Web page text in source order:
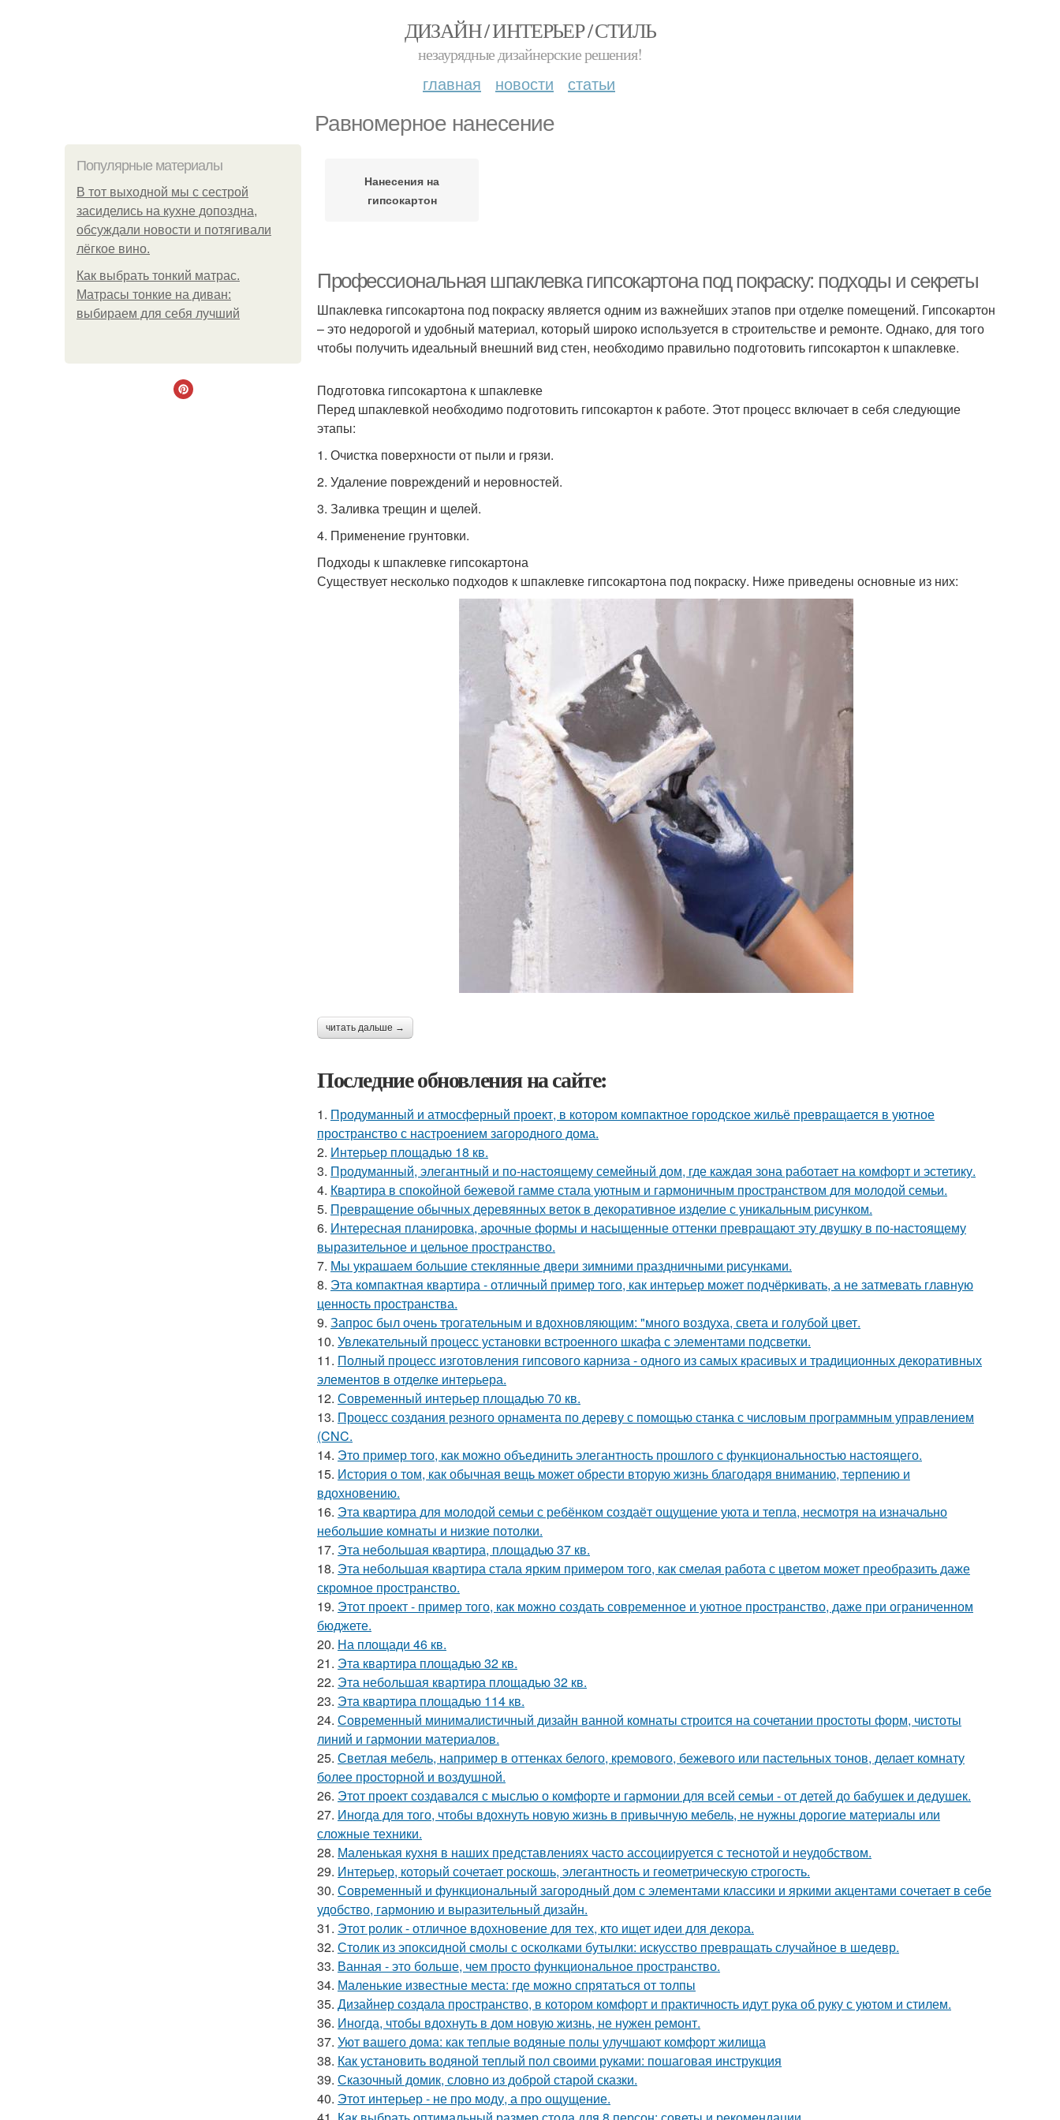
ДИЗАЙН / ИНТЕРЬЕР / СТИЛЬ
незаурядные дизайнерские решения!
главная новости статьи
Равномерное нанесение
Популярные материалы
В тот выходной мы с сестрой
засиделись на кухне допоздна,
обсуждали новости и потягивали
лёгкое вино.
Как выбрать тонкий матрас.
Матрасы тонкие на диван:
выбираем для себя лучший
Нанесения на
гипсокартон
Профессиональная шпаклевка гипсокартона под покраску: подходы и секреты
Шпаклевка гипсокартона под покраску является одним из важнейших этапов при отделке помещений. Гипсокартон
– это недорогой и удобный материал, который широко используется в строительстве и ремонте. Однако, для того
чтобы получить идеальный внешний вид стен, необходимо правильно подготовить гипсокартон к шпаклевке.
Подготовка гипсокартона к шпаклевке
Перед шпаклевкой необходимо подготовить гипсокартон к работе. Этот процесс включает в себя следующие
этапы:
1. Очистка поверхности от пыли и грязи.
2. Удаление повреждений и неровностей.
3. Заливка трещин и щелей.
4. Применение грунтовки.
Подходы к шпаклевке гипсокартона
Существует несколько подходов к шпаклевке гипсокартона под покраску. Ниже приведены основные из них:
читать дальше →
Последние обновления на сайте:
1. Продуманный и атмосферный проект, в котором компактное городское жильё превращается в уютное
пространство с настроением загородного дома.
2. Интерьер площадью 18 кв.
3. Продуманный, элегантный и по-настоящему семейный дом, где каждая зона работает на комфорт и эстетику.
4. Квартира в спокойной бежевой гамме стала уютным и гармоничным пространством для молодой семьи.
5. Превращение обычных деревянных веток в декоративное изделие с уникальным рисунком.
6. Интересная планировка, арочные формы и насыщенные оттенки превращают эту двушку в по-настоящему
выразительное и цельное пространство.
7. Мы украшаем большие стеклянные двери зимними праздничными рисунками.
8. Эта компактная квартира - отличный пример того, как интерьер может подчёркивать, а не затмевать главную
ценность пространства.
9. Запрос был очень трогательным и вдохновляющим: "много воздуха, света и голубой цвет.
10. Увлекательный процесс установки встроенного шкафа с элементами подсветки.
11. Полный процесс изготовления гипсового карниза - одного из самых красивых и традиционных декоративных
элементов в отделке интерьера.
12. Современный интерьер площадью 70 кв.
13. Процесс создания резного орнамента по дереву с помощью станка с числовым программным управлением
(CNC.
14. Это пример того, как можно объединить элегантность прошлого с функциональностью настоящего.
15. История о том, как обычная вещь может обрести вторую жизнь благодаря вниманию, терпению и
вдохновению.
16. Эта квартира для молодой семьи с ребёнком создаёт ощущение уюта и тепла, несмотря на изначально
небольшие комнаты и низкие потолки.
17. Эта небольшая квартира, площадью 37 кв.
18. Эта небольшая квартира стала ярким примером того, как смелая работа с цветом может преобразить даже
скромное пространство.
19. Этот проект - пример того, как можно создать современное и уютное пространство, даже при ограниченном
бюджете.
20. На площади 46 кв.
21. Эта квартира площадью 32 кв.
22. Эта небольшая квартира площадью 32 кв.
23. Эта квартира площадью 114 кв.
24. Современный минималистичный дизайн ванной комнаты строится на сочетании простоты форм, чистоты
линий и гармонии материалов.
25. Светлая мебель, например в оттенках белого, кремового, бежевого или пастельных тонов, делает комнату
более просторной и воздушной.
26. Этот проект создавался с мыслью о комфорте и гармонии для всей семьи - от детей до бабушек и дедушек.
27. Иногда для того, чтобы вдохнуть новую жизнь в привычную мебель, не нужны дорогие материалы или
сложные техники.
28. Маленькая кухня в наших представлениях часто ассоциируется с теснотой и неудобством.
29. Интерьер, который сочетает роскошь, элегантность и геометрическую строгость.
30. Современный и функциональный загородный дом с элементами классики и яркими акцентами сочетает в себе
удобство, гармонию и выразительный дизайн.
31. Этот ролик - отличное вдохновение для тех, кто ищет идеи для декора.
32. Столик из эпоксидной смолы с осколками бутылки: искусство превращать случайное в шедевр.
33. Ванная - это больше, чем просто функциональное пространство.
34. Маленькие известные места: где можно спрятаться от толпы
35. Дизайнер создала пространство, в котором комфорт и практичность идут рука об руку с уютом и стилем.
36. Иногда, чтобы вдохнуть в дом новую жизнь, не нужен ремонт.
37. Уют вашего дома: как теплые водяные полы улучшают комфорт жилища
38. Как установить водяной теплый пол своими руками: пошаговая инструкция
39. Сказочный домик, словно из доброй старой сказки.
40. Этот интерьер - не про моду, а про ощущение.